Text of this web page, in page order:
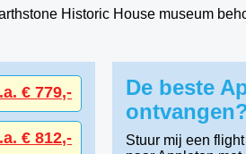
Historic House museum
€ 779,-
€ 812,-
De beste
Stuur mij een